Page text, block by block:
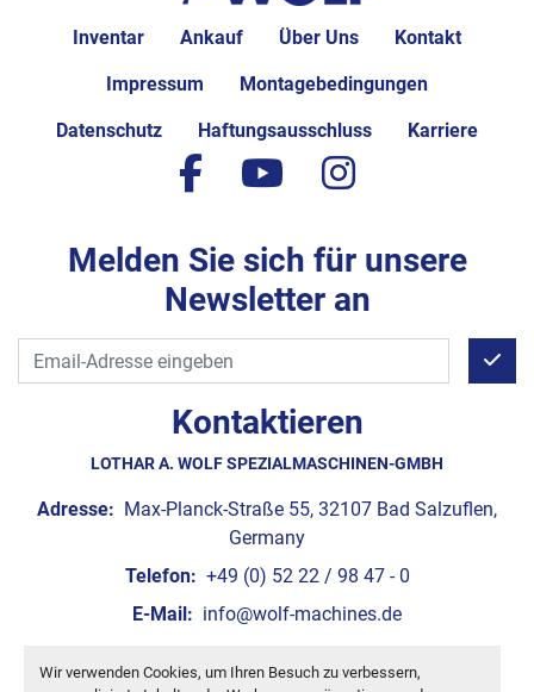
Wir verwenden Cookies, um Ihren Besuch zu verbessern,
Inventar Ankauf Über Uns Kontakt
Impressum Montagebedingungen
Datenschutz Haftungsausschluss Karriere
Kontaktieren
LOTHAR A. WOLF SPEZIALMASCHINEN-GMBH
Adresse: Max-Planck-Straße 55, 32107 Bad Salzuflen,
Germany
Telefon: +49 (0) 52 22 / 98 47 - 0
E-Mail: info@wolf-machines.de
Cookie-Einstellungen
facebook
youtubeinstagram
Melden Sie sich für unsere
Newsletter an